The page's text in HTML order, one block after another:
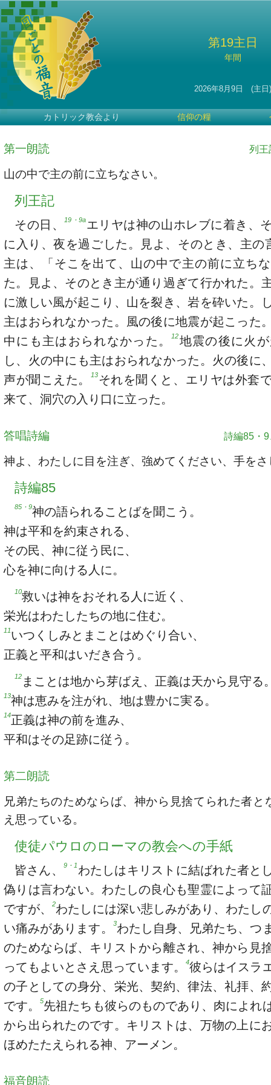
第19主日
年間
2026年8月9日 (主日)
カトリック教会より 信仰の糧
第一朗読 列王
山の中で主の前に立ちなさい。
列王記
その日、19・9aエリヤは神の山ホレブに着き、
に入り、夜を過ごした。見よ、そのとき、主の
主は、「そこを出て、山の中で主の前に立ち
た。見よ、そのとき主が通り過ぎて行かれた。
に激しい風が起こり、山を裂き、岩を砕いた。
主はおられなかった。風の後に地震が起こった
中にも主はおられなかった。12地震の後に火
し、火の中にも主はおられなかった。火の後に
声が聞こえた。
13それを聞くと、エリヤは外套
来て、洞穴の入り口に立った。
答唱詩編 詩編85・
神よ、わたしに目を注ぎ、強めてください、手を
詩編85
85・9神の語られることばを聞こう。
神は平和を約束される、
その民、神に従う民に、
心を神に向ける人に。
10救いは神をおそれる人に近く、
栄光はわたしたちの地に住む。
11いつくしみとまことはめぐり合い、
正義と平和はいだき合う。
12 まことは地から芽ばえ、正義は天から見守る
13神は恵みを注がれ、地は豊かに実る。
14正義は神の前を進み、
平和はその足跡に従う。
第二朗読
兄弟たちのためならば、神から見捨てられた者と
え思っている。
使徒パウロのローマの教会への手紙
皆さん、 9・1 わたしはキリストに結ばれた者と
偽りは言わない。わたしの良心も聖霊によって
ですが、2わたしには深い悲しみがあり、わたし
い痛みがあります。
3わたし自身、兄弟たち、つ
のためならば、キリストから離され、神から見
ってもよいとさえ思っています。4彼らはイスラ
の子としての身分、栄光、契約、律法、礼拝、
です。5先祖たちも彼らのものであり、肉によれ
から出られたのです。キリストは、万物の上に
ほめたたえられる神、アーメン。
福音朗読